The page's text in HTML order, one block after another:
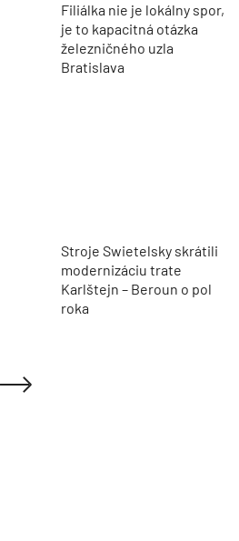
Filiálka nie je lokálny spor,
je to kapacitná otázka
železničného uzla
Bratislava
Stroje Swietelsky skrátili
modernizáciu trate
Karlštejn – Beroun o pol
roka